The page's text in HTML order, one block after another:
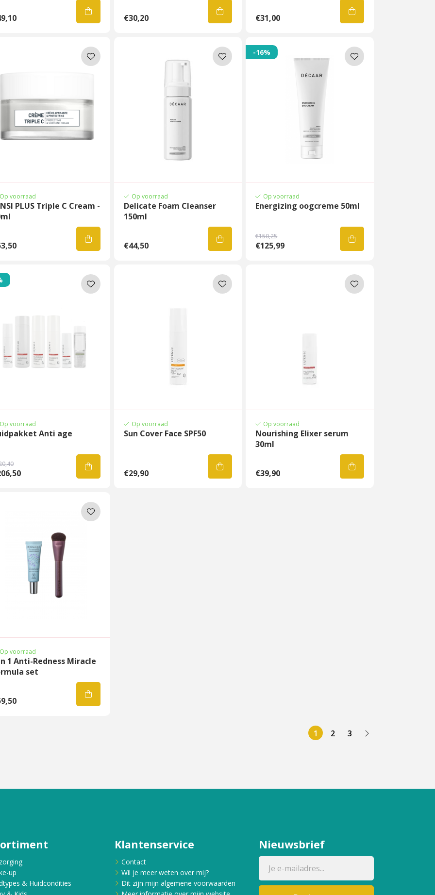
€30,20 €31,00
Op voorraad
PLUS Triple C Cream -
Op voorraad
Delicate Foam Cleanser
150ml
€44,50
-16%
Op voorraad
Energizing oogcreme 50ml
€150,25
€125,99
Op voorraad
Anti age
Op voorraad
Sun Cover Face SPF50
€29,90
Op voorraad
Nourishing Elixer serum
30ml
€39,90
Op voorraad
1 Anti-Redness Miracle
set
1 2 3
up
& Huidcondities
Klantenservice
Contact
Wil je meer weten over mij?
Dit zijn mijn algemene voorwaarden
Nieuwsbrief